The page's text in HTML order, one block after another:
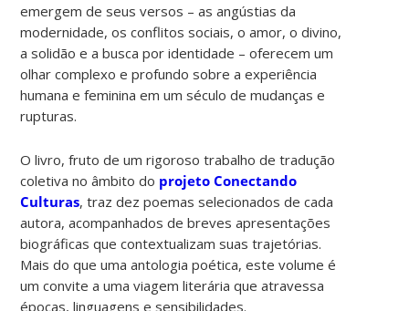
emergem de seus versos – as angústias da
modernidade, os conflitos sociais, o amor, o divino,
a solidão e a busca por identidade – oferecem um
olhar complexo e profundo sobre a experiência
humana e feminina em um século de mudanças e
rupturas.
O livro, fruto de um rigoroso trabalho de tradução
coletiva no âmbito do projeto Conectando
Culturas, traz dez poemas selecionados de cada
autora, acompanhados de breves apresentações
biográficas que contextualizam suas trajetórias.
Mais do que uma antologia poética, este volume é
um convite a uma viagem literária que atravessa
épocas, linguagens e sensibilidades.